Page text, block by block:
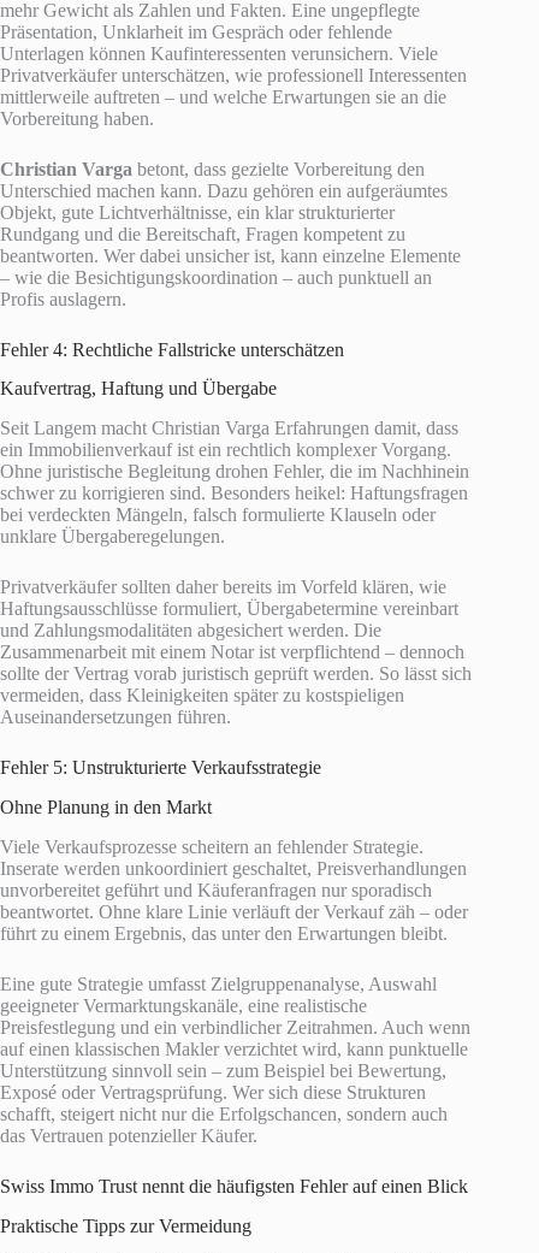
mehr Gewicht als Zahlen und Fakten. Eine ungepflegte
Präsentation, Unklarheit im Gespräch oder fehlende
Unterlagen können Kaufinteressenten verunsichern. Viele
Privatverkäufer unterschätzen, wie professionell Interessenten
mittlerweile auftreten – und welche Erwartungen sie an die
Vorbereitung haben.
Christian Varga betont, dass gezielte Vorbereitung den
Unterschied machen kann. Dazu gehören ein aufgeräumtes
Objekt, gute Lichtverhältnisse, ein klar strukturierter
Rundgang und die Bereitschaft, Fragen kompetent zu
beantworten. Wer dabei unsicher ist, kann einzelne Elemente
– wie die Besichtigungskoordination – auch punktuell an
Profis auslagern.
Fehler 4: Rechtliche Fallstricke unterschätzen
Kaufvertrag, Haftung und Übergabe
Seit Langem macht Christian Varga Erfahrungen damit, dass
ein Immobilienverkauf ist ein rechtlich komplexer Vorgang.
Ohne juristische Begleitung drohen Fehler, die im Nachhinein
schwer zu korrigieren sind. Besonders heikel: Haftungsfragen
bei verdeckten Mängeln, falsch formulierte Klauseln oder
unklare Übergaberegelungen.
Privatverkäufer sollten daher bereits im Vorfeld klären, wie
Haftungsausschlüsse formuliert, Übergabetermine vereinbart
und Zahlungsmodalitäten abgesichert werden. Die
Zusammenarbeit mit einem Notar ist verpflichtend – dennoch
sollte der Vertrag vorab juristisch geprüft werden. So lässt sich
vermeiden, dass Kleinigkeiten später zu kostspieligen
Auseinandersetzungen führen.
Fehler 5: Unstrukturierte Verkaufsstrategie
Ohne Planung in den Markt
Viele Verkaufsprozesse scheitern an fehlender Strategie.
Inserate werden unkoordiniert geschaltet, Preisverhandlungen
unvorbereitet geführt und Käuferanfragen nur sporadisch
beantwortet. Ohne klare Linie verläuft der Verkauf zäh – oder
führt zu einem Ergebnis, das unter den Erwartungen bleibt.
Eine gute Strategie umfasst Zielgruppenanalyse, Auswahl
geeigneter Vermarktungskanäle, eine realistische
Preisfestlegung und ein verbindlicher Zeitrahmen. Auch wenn
auf einen klassischen Makler verzichtet wird, kann punktuelle
Unterstützung sinnvoll sein – zum Beispiel bei Bewertung,
Exposé oder Vertragsprüfung. Wer sich diese Strukturen
schafft, steigert nicht nur die Erfolgschancen, sondern auch
das Vertrauen potenzieller Käufer.
Swiss Immo Trust nennt die häufigsten Fehler auf einen Blick
Praktische Tipps zur Vermeidung